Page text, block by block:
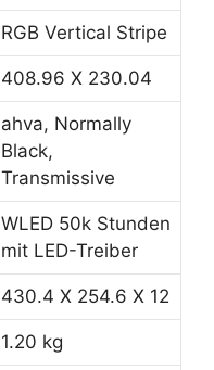
RGB Vertical Stripe
408.96 X 230.04
ahva, Normally
Black,
Transmissive
WLED 50k Stunden
mit LED-Treiber
430.4 X 254.6 X 12
1.20 kg